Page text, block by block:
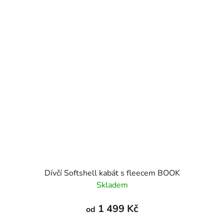
Dívčí Softshell kabát s fleecem BOOK
Skladem
od 1 499 Kč